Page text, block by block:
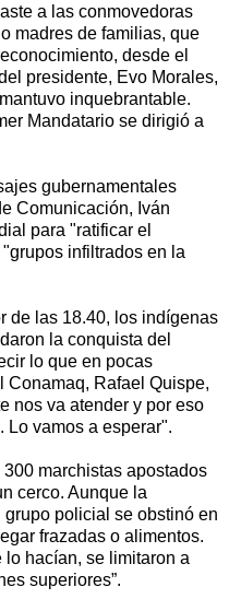
a las conmovedoras
madres de familias, que
desde el
presidente, Evo Morales,
inquebrantable.
Mandatario se dirigió a
gubernamentales
Comunicación, Iván
para "ratificar el
infiltrados en la
de las 18.40, los indígenas
la conquista del
lo que en pocas
Conamaq, Rafael Quispe,
nos va atender y por eso
Lo vamos a esperar".
marchistas apostados
cerco. Aunque la
policial se obstinó en
frazadas o alimentos.
hacían, se limitaron a
superiores”.